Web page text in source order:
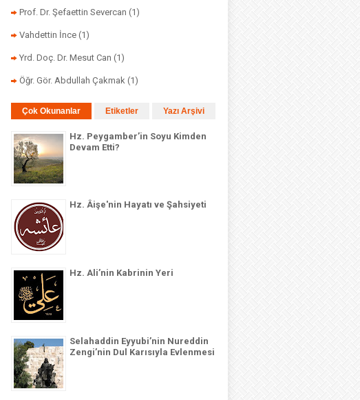
Prof. Dr. Şefaettin Severcan (1)
Vahdettin İnce (1)
Yrd. Doç. Dr. Mesut Can (1)
Öğr. Gör. Abdullah Çakmak (1)
Çok Okunanlar Etiketler Yazı Arşivi
Hz. Peygamber’in Soyu Kimden
Devam Etti?
Hz. Âişe'nin Hayatı ve Şahsiyeti
Hz. Ali’nin Kabrinin Yeri
Selahaddin Eyyubi’nin Nureddin
Zengi’nin Dul Karısıyla Evlenmesi